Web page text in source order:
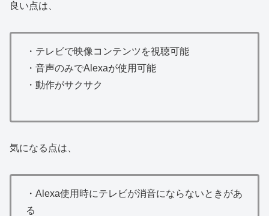
良い点は、
・ テレビで映像コンテンツを視聴可能
・ 音声のみでAlexaが使用可能
・ 動作がサクサク
気になる点は、
・ Alexa使用時にテレビが消音にならないときがあ
る